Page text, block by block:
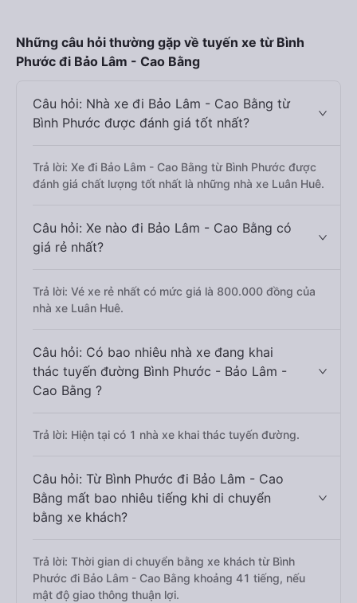
Những câu hỏi thường gặp về tuyến xe từ Bình
Phước đi Bảo Lâm - Cao Bằng
Câu hỏi: Nhà xe đi Bảo Lâm - Cao Bằng từ
Bình Phước được đánh giá tốt nhất?
Trả lời: Xe đi Bảo Lâm - Cao Bằng từ Bình Phước được
đánh giá chất lượng tốt nhất là những nhà xe Luân Huê.
Câu hỏi: Xe nào đi Bảo Lâm - Cao Bằng có
giá rẻ nhất?
Trả lời: Vé xe rẻ nhất có mức giá là 800.000 đồng của
nhà xe Luân Huê.
Câu hỏi: Có bao nhiêu nhà xe đang khai
thác tuyến đường Bình Phước - Bảo Lâm -
Cao Bằng ?
Trả lời: Hiện tại có 1 nhà xe khai thác tuyến đường.
Câu hỏi: Từ Bình Phước đi Bảo Lâm - Cao
Bằng mất bao nhiêu tiếng khi di chuyển
bằng xe khách?
Trả lời: Thời gian di chuyển bằng xe khách từ Bình
Phước đi Bảo Lâm - Cao Bằng khoảng 41 tiếng, nếu
mật độ giao thông thuận lợi.